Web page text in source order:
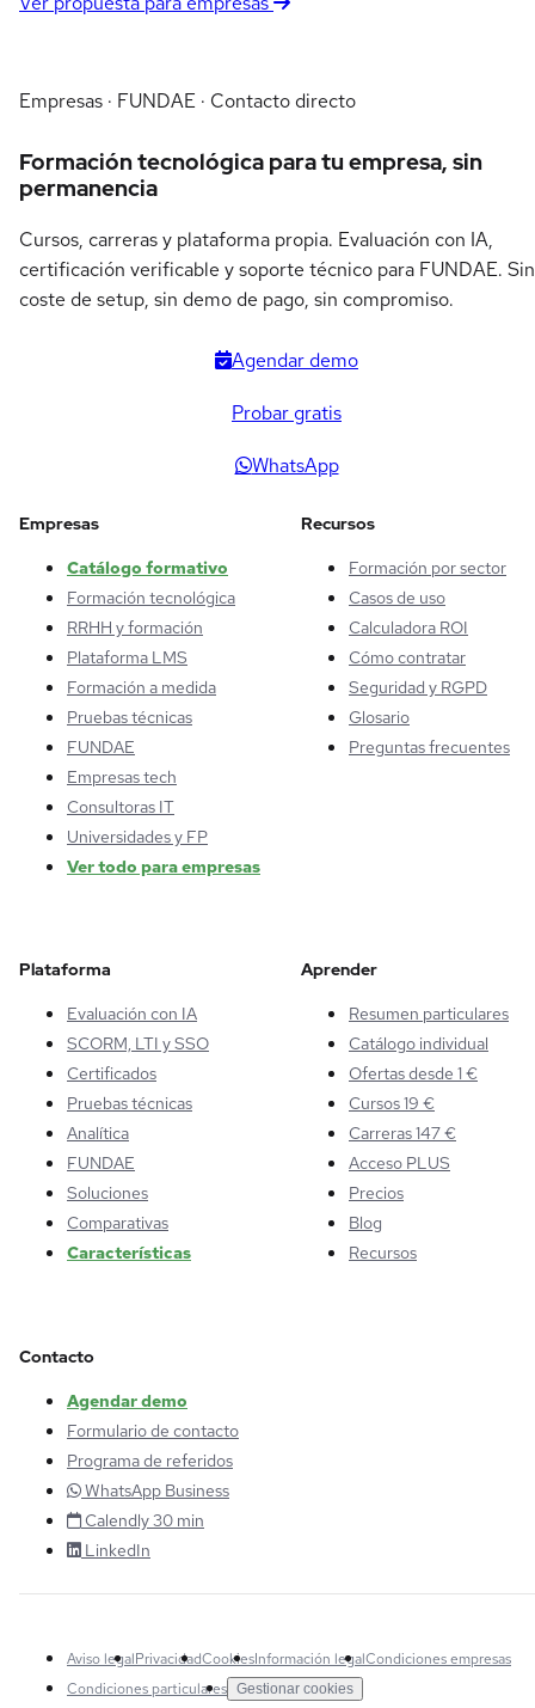
Empresas · FUNDAE · Contacto directo
Formación tecnológica para tu empresa, sin
permanencia
Cursos, carreras y plataforma propia. Evaluación con IA,
certificación verificable y soporte técnico para FUNDAE. Sin
coste de setup, sin demo de pago, sin compromiso.
Agendar demo
Probar gratis
WhatsApp
Empresas
Catálogo formativo
Formación tecnológica
RRHH y formación
Plataforma LMS
Formación a medida
Pruebas técnicas
FUNDAE
Empresas tech
Consultoras IT
Universidades y FP
Ver todo para empresas
Recursos
Formación por sector
Casos de uso
Calculadora ROI
Cómo contratar
Seguridad y RGPD
Glosario
Preguntas frecuentes
Plataforma
Evaluación con IA
SCORM, LTI y SSO
Certificados
Pruebas técnicas
Analítica
FUNDAE
Soluciones
Comparativas
Características
Aprender
Resumen particulares
Catálogo individual
Ofertas desde 1 €
Cursos 19 €
Carreras 147 €
Acceso PLUS
Precios
Blog
Recursos
Contacto
Agendar demo
Formulario de contacto
Programa de referidos
WhatsApp Business
Calendly 30 min
LinkedIn
Aviso legalPrivacidadCookiesInformación legalCondiciones empresas
Condiciones particulares Gestionar cookies